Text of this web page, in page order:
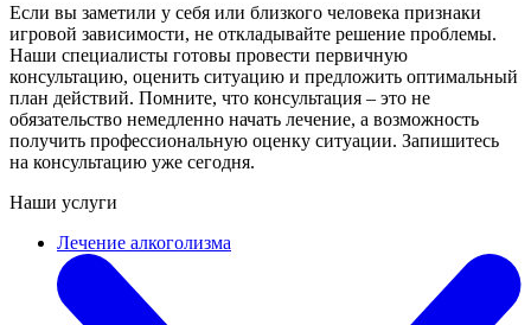
Если вы заметили у себя или близкого человека признаки
игровой зависимости, не откладывайте решение проблемы.
Наши специалисты готовы провести первичную
консультацию, оценить ситуацию и предложить оптимальный
план действий. Помните, что консультация – это не
обязательство немедленно начать лечение, а возможность
получить профессиональную оценку ситуации. Запишитесь
на консультацию уже сегодня.
Наши услуги
Лечение алкоголизма